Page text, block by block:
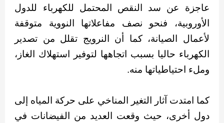
عاجزة عن سد النقص المحتمل للكهرباء للدول
الأوروبية، فنحو نصف مفاعلاتها النووية متوقفة
لأعمال الصيانة، كما أن النرويج تقلل من تصدير
الكهرباء حاليا بسبب اتجاهها لتوفير استهلاك الغاز،
وملء احتياطياتها منه.
كما امتدت آثار التغير المناخي على حركة المياه إلى
دول أخرى، حيث وقعت العديد من الفيضانات في